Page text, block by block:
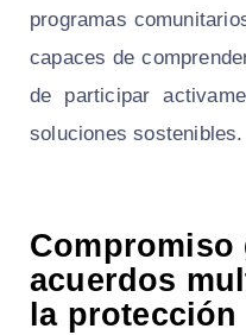
programas
capaces de
de participar
soluciones sostenibles.
Compromiso
acuerdos
la protección